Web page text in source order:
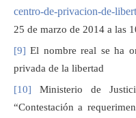
centro-de-privacion-de-
25 de marzo de 2014 a las
[9] El nombre real se ha
privada de la libertad
[10] Ministerio de
“Contestación a